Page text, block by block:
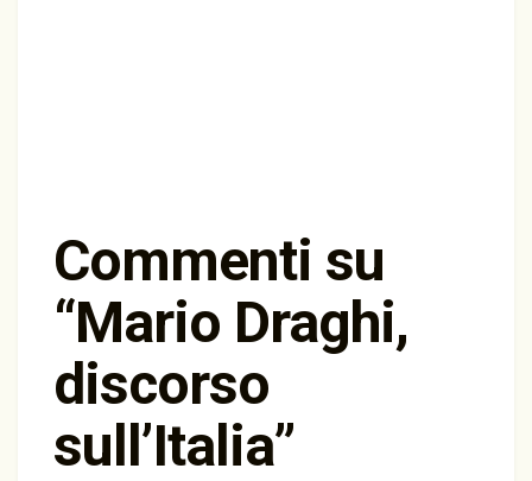
Commenti su
“Mario Draghi,
discorso
sull’Italia”